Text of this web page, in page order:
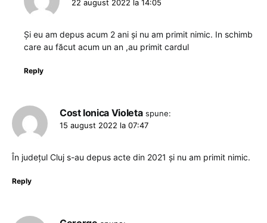
22 august 2022 la 14:05
Și eu am depus acum 2 ani și nu am primit nimic. In schimb
care au făcut acum un an ,au primit cardul
Reply
Cost Ionica Violeta spune:
15 august 2022 la 07:47
În județul Cluj s-au depus acte din 2021 și nu am primit nimic.
Reply